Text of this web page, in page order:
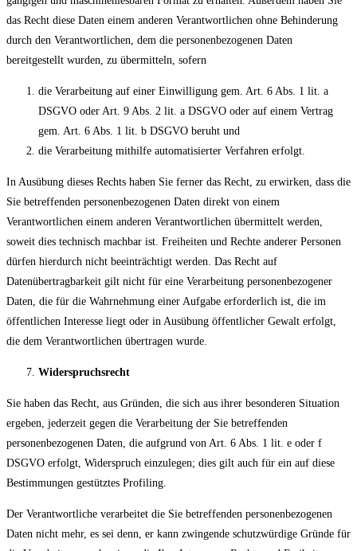
das Recht diese Daten einem anderen Verantwortlichen ohne Behinderung
durch den Verantwortlichen, dem die personenbezogenen Daten
bereitgestellt wurden, zu übermitteln, sofern
die Verarbeitung auf einer Einwilligung gem. Art. 6 Abs. 1 lit. a
DSGVO oder Art. 9 Abs. 2 lit. a DSGVO oder auf einem Vertrag
gem. Art. 6 Abs. 1 lit. b DSGVO beruht und
die Verarbeitung mithilfe automatisierter Verfahren erfolgt.
In Ausübung dieses Rechts haben Sie ferner das Recht, zu erwirken, dass die
Sie betreffenden personenbezogenen Daten direkt von einem
Verantwortlichen einem anderen Verantwortlichen übermittelt werden,
soweit dies technisch machbar ist. Freiheiten und Rechte anderer Personen
dürfen hierdurch nicht beeinträchtigt werden. Das Recht auf
Datenübertragbarkeit gilt nicht für eine Verarbeitung personenbezogener
Daten, die für die Wahrnehmung einer Aufgabe erforderlich ist, die im
öffentlichen Interesse liegt oder in Ausübung öffentlicher Gewalt erfolgt,
die dem Verantwortlichen übertragen wurde.
Widerspruchsrecht
Sie haben das Recht, aus Gründen, die sich aus ihrer besonderen Situation
ergeben, jederzeit gegen die Verarbeitung der Sie betreffenden
personenbezogenen Daten, die aufgrund von Art. 6 Abs. 1 lit. e oder f
DSGVO erfolgt, Widerspruch einzulegen; dies gilt auch für ein auf diese
Bestimmungen gestütztes Profiling.
Der Verantwortliche verarbeitet die Sie betreffenden personenbezogenen
Daten nicht mehr, es sei denn, er kann zwingende schutzwürdige Gründe für